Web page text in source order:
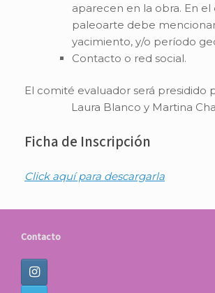
aparecen en la obra. En el
paleoarte debe
yacimiento, y/o período
Contacto o red social.
El comité evaluador será presidido
Laura Blanco y Martina
Ficha de Inscripción
Click aquí para descargarla
Contacto